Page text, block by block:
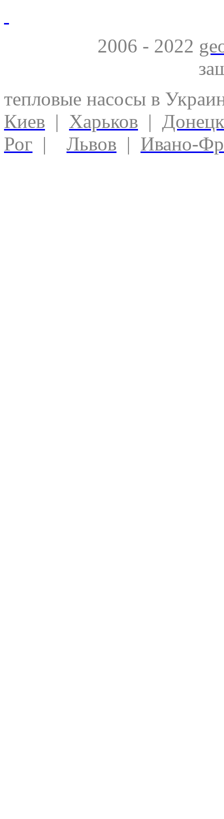
2006 - 2022
тепловые насосы в
Киев | Харьков | Донецк
Рог | Львов | Ивано-